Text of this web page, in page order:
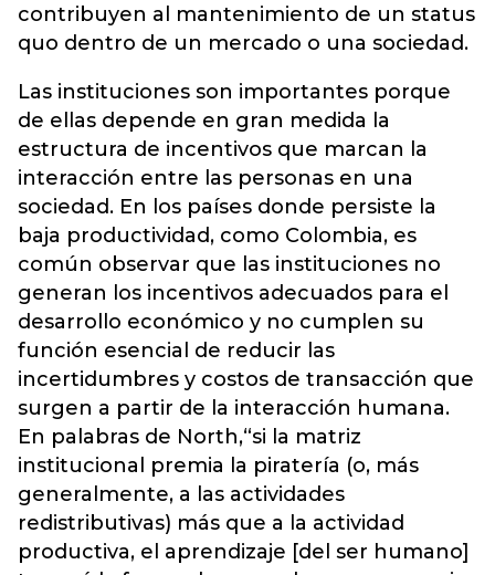
contribuyen al mantenimiento de un status
quo dentro de un mercado o una sociedad.
Las instituciones son importantes porque
de ellas depende en gran medida la
estructura de incentivos que marcan la
interacción entre las personas en una
sociedad. En los países donde persiste la
baja productividad, como Colombia, es
común observar que las instituciones no
generan los incentivos adecuados para el
desarrollo económico y no cumplen su
función esencial de reducir las
incertidumbres y costos de transacción que
surgen a partir de la interacción humana.
En palabras de North,“si la matriz
institucional premia la piratería (o, más
generalmente, a las actividades
redistributivas) más que a la actividad
productiva, el aprendizaje [del ser humano]